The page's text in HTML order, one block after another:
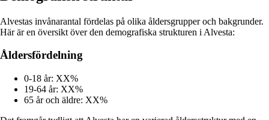
Alvestas invånarantal fördelas på olika åldersgrupper och bakgrunder.
Här är en översikt över den demografiska strukturen i Alvesta:
Åldersfördelning
0-18 år: XX%
19-64 år: XX%
65 år och äldre: XX%